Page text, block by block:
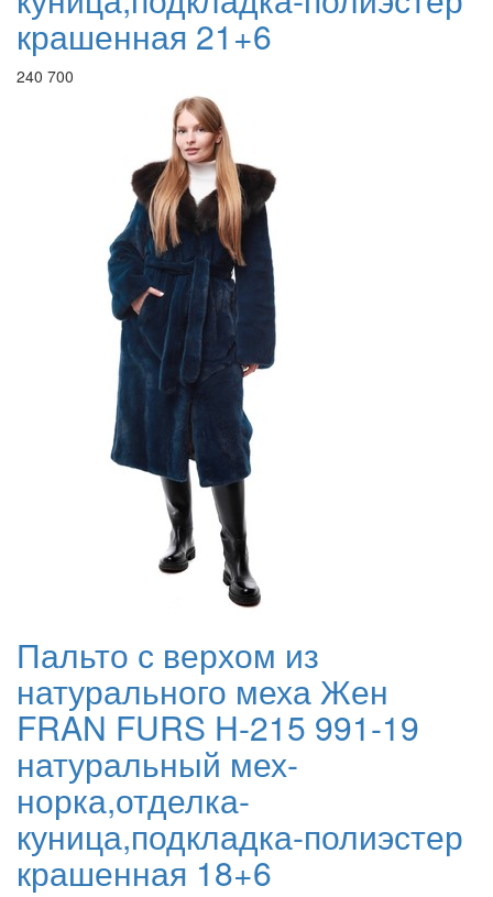
крашенная 21+6
240 700
Пальто с верхом из
натурального меха Жен
FRAN FURS H-215 991-19
натуральный мех-
норка,отделка-
куница,подкладка-полиэстер
крашенная 18+6